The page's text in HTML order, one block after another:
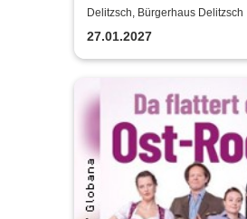
von Sweet, Slade
Delitzsch, Bürgerhaus Delitzsch
27.01.2027